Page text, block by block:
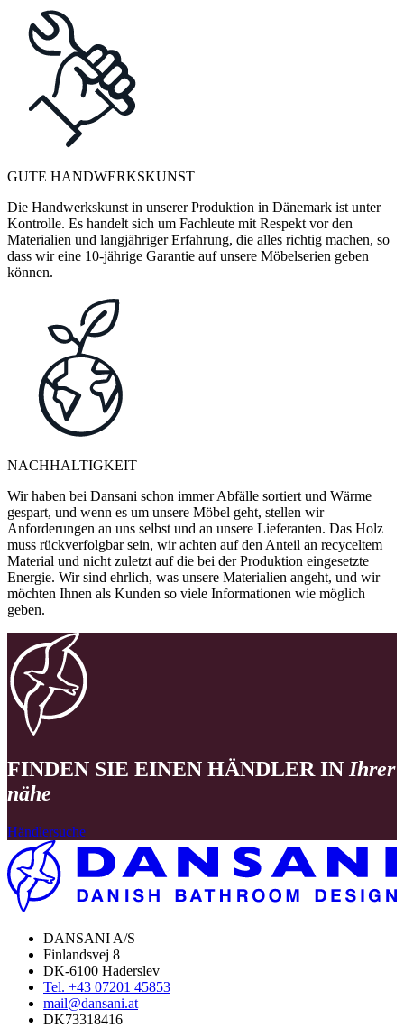
GUTE HANDWERKSKUNST
Die Handwerkskunst in unserer Produktion in Dänemark ist unter
Kontrolle. Es handelt sich um Fachleute mit Respekt vor den
Materialien und langjähriger Erfahrung, die alles richtig machen, so
dass wir eine 10-jährige Garantie auf unsere Möbelserien geben
können.
NACHHALTIGKEIT
Wir haben bei Dansani schon immer Abfälle sortiert und Wärme
gespart, und wenn es um unsere Möbel geht, stellen wir
Anforderungen an uns selbst und an unsere Lieferanten. Das Holz
muss rückverfolgbar sein, wir achten auf den Anteil an recyceltem
Material und nicht zuletzt auf die bei der Produktion eingesetzte
Energie. Wir sind ehrlich, was unsere Materialien angeht, und wir
möchten Ihnen als Kunden so viele Informationen wie möglich
geben.
FINDEN SIE EINEN HÄNDLER IN Ihrer
nähe
Händlersuche
DANSANI A/S
Finlandsvej 8
DK-6100 Haderslev
Tel. +43 07201 45853
mail@dansani.at
DK73318416